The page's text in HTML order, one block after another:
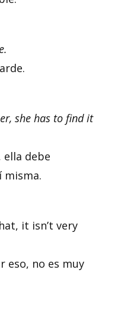
she has to find it
ella debe
misma.
it isn’t very
eso, no es muy